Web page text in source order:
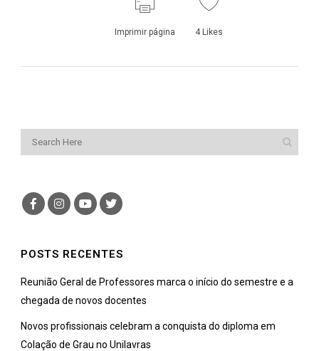
Imprimir página 4Likes
POSTS RECENTES
Reunião Geral de Professores marca o início do semestre e a
chegada de novos docentes
Novos profissionais celebram a conquista do diploma em
Colação de Grau no Unilavras